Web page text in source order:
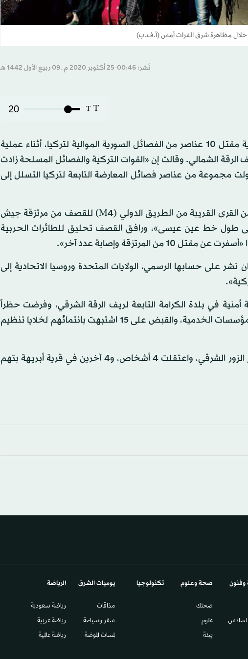
خلال مظاهرة شرق الفرات أمس (أ.ف.ب)
نُشر: 00:46-25 أكتوبر 2020 م ـ 09 ربيع الأول 1442 هـ
T
T
20
أعلنت «قوات سوريا الديمقراطية» (قسد) العربية - الكردية مقتل 10 عناصر من الفصائل السورية الموالية لتركيا، أثناء عملية
الشمالي. وقالت إن «القوات التركية والفصائل المسلحة زادت
من عناصر فصائل المعارضة التابعة لتركيا التسلل إلى
وقال مدير المركز الإعلامي مصطفى بالي: «تعرض عديد من القرى القريبة من الطريق الدولي (M4) للقصف من مرتزقة جيش
على طول خط عين عيسى»، ورافق القصف تحليق للطائرات الحربية
وإصابة عدد آخر».
نشر على حسابها الرسمي، الولايات المتحدة وروسيا الاتحادية إلى
في بلدة الكرامة التابعة لريف الرقة الشرقي، وفرضت حظراً
للتجوال، شمل تقييد حركة المدنيين، وإغلاق المدارس والمؤسسات الخدمية، والقبض على 15 اشتبهت بانتمائهم لخلايا تنظيم
في السياق، داهمت القوات نفسها بلدة الشحيل بريف دير الزور الشرقي، واعتقلت 4 أشخاص، و4 آخرين في قرية أبريهة بتهم
وفنون
السادس​
صحة وعلوم
صحتك
علوم
بيئة
تكنولوجيا يوميات الشرق​
مذاقات
سفر وسياحة
لمسات الموضة
الرياضة
رياضة سعودية
رياضة عربية
رياضة عالمية